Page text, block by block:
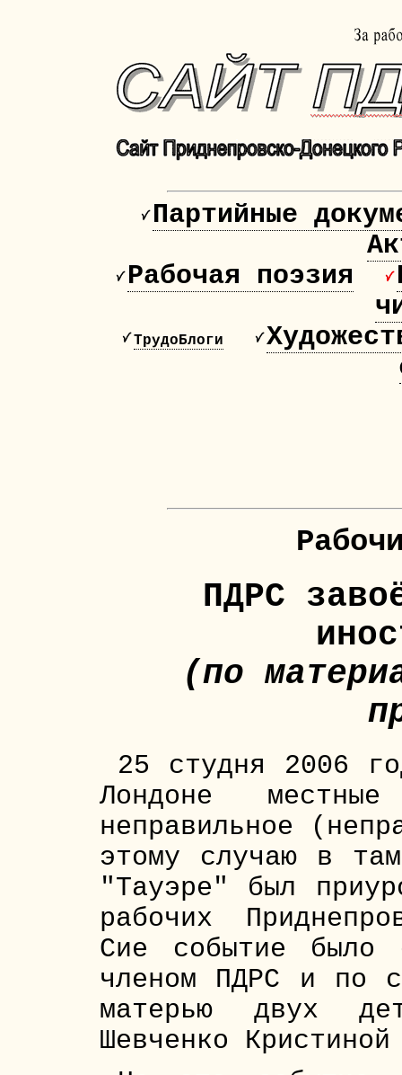
Партийные
Рабочая поэзия
ТрудоБлоги
ПДРС
(по
25 студня 2006
Лондоне
неправильное
этому случаю в
"Тауэре" был
рабочих
Сие событие было
членом ПДРС и по
матерью двух
Шевченко